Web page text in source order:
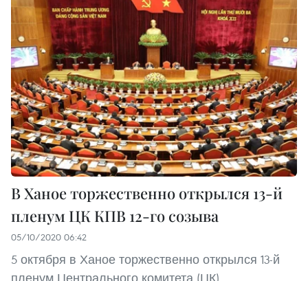
В Ханое торжественно открылся 13-й
пленум ЦК КПВ 12-го созыва
05/10/2020 06:42
5 октября в Ханое торжественно открылся 13-й